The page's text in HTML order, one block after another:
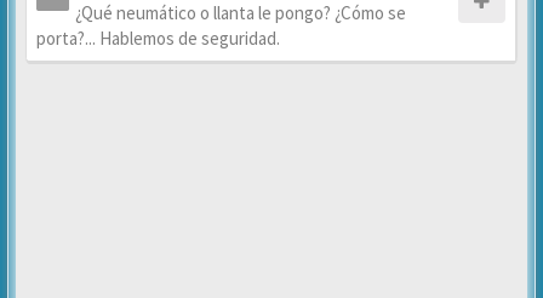
¿Qué neumático o llanta le pongo? ¿Cómo se
porta?... Hablemos de seguridad.